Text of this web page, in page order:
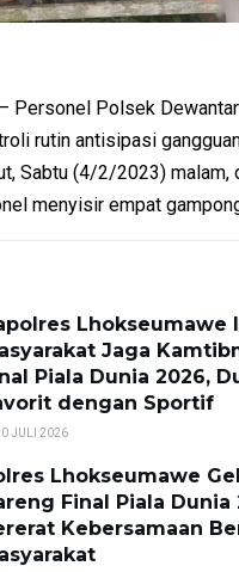
– Personel Polsek
rutin antisipasi
Sabtu (4/2/2023) malam,
menyisir empat
Lhokseumawe
Jaga
Piala Dunia 2026,
dengan Sportif
JULI 2026
Lhokseumawe
Final Piala Dunia
Kebersamaan